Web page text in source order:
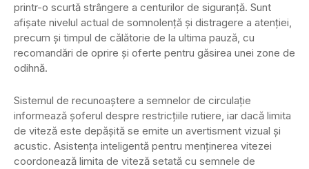
printr-o scurtă strângere a centurilor de siguranță. Sunt
afișate nivelul actual de somnolență și distragere a atenției,
precum și timpul de călătorie de la ultima pauză, cu
recomandări de oprire și oferte pentru găsirea unei zone de
odihnă.
Sistemul de recunoaștere a semnelor de circulație
informează șoferul despre restricțiile rutiere, iar dacă limita
de viteză este depășită se emite un avertisment vizual și
acustic. Asistența inteligentă pentru menținerea vitezei
coordonează limita de viteză setată cu semnele de